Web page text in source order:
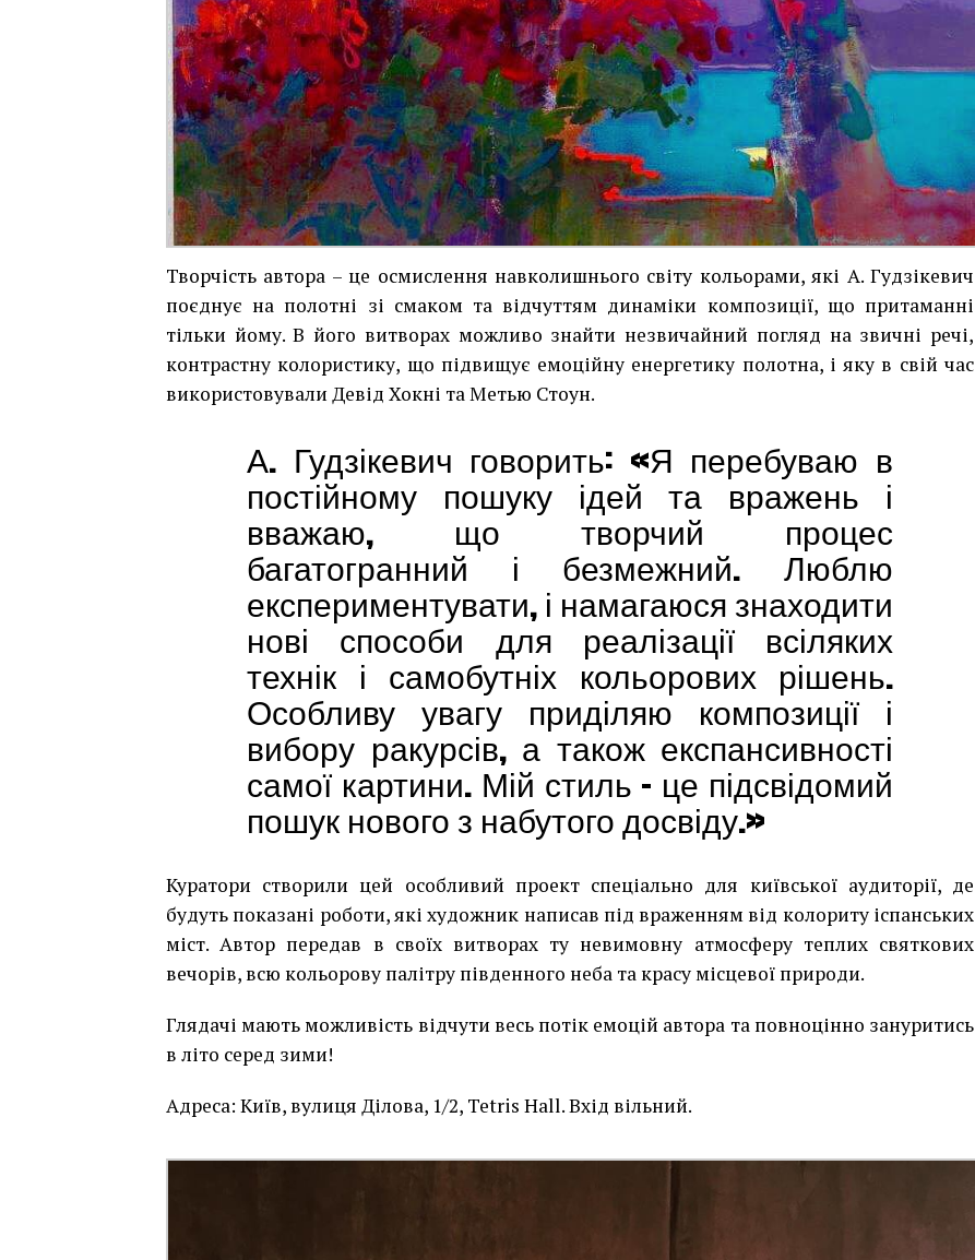
Творчість автора – це осмислення навколишнього світу кольорами, які А. Гудзікевич
поєднує на полотні зі смаком та відчуттям динаміки композиції, що притаманні
тільки йому. В його витворах можливо знайти незвичайний погляд на звичні речі,
контрастну колористику, що підвищує емоційну енергетику полотна, і яку в свій час
використовували Девід Хокні та Метью Стоун.
А. Гудзікевич говорить: «Я перебуваю в
постійному пошуку ідей та вражень і
вважаю, що творчий процес
багатогранний і безмежний. Люблю
експериментувати, і намагаюся знаходити
нові способи для реалізації всіляких
технік і самобутніх кольорових рішень.
Особливу увагу приділяю композиції і
вибору ракурсів, а також експансивності
самої картини. Мій стиль – це підсвідомий
пошук нового з набутого досвіду.»
Куратори створили цей особливий проект спеціально для київської аудиторії, де
будуть показані роботи, які художник написав під враженням від колориту іспанських
міст. Автор передав в своїх витворах ту невимовну атмосферу теплих святкових
вечорів, всю кольорову палітру південного неба та красу місцевої природи.
Глядачі мають можливість відчути весь потік емоцій автора та повноцінно зануритись
в літо серед зими!
Адреса: Київ, вулиця Ділова, 1/2, Tetris Hall. Вхід вільний.